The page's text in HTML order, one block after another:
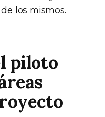
los mismos.
piloto